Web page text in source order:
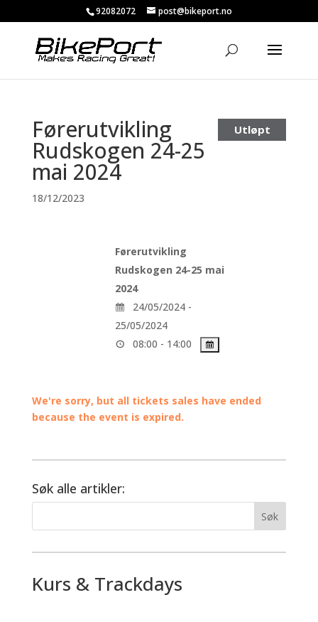
92082072 post@bikeport.no
Utløpt
Førerutvikling
Rudskogen 24-25
mai 2024
18/12/2023
Førerutvikling
Rudskogen 24-25 mai
2024
24/05/2024 -
25/05/2024
08:00 - 14:00
We're sorry, but all tickets sales have ended
because the event is expired.
Søk alle artikler:
Kurs & Trackdays